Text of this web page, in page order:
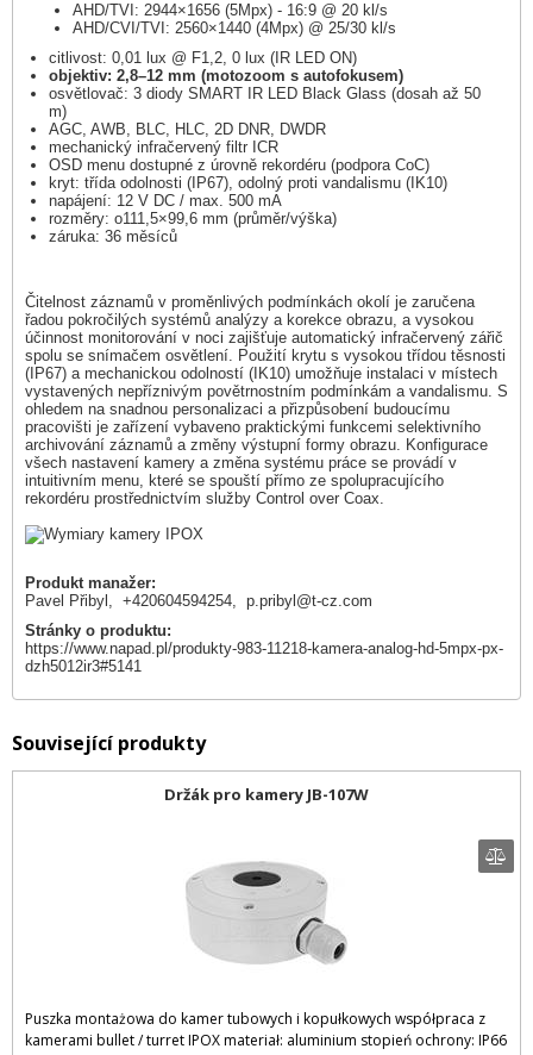
AHD/TVI: 2944×1656 (5Mpx) - 16:9 @ 20 kl/s
AHD/CVI/TVI: 2560×1440 (4Mpx) @ 25/30 kl/s
citlivost: 0,01 lux @ F1,2, 0 lux (IR LED ON)
objektiv: 2,8–12 mm (motozoom s autofokusem)
osvětlovač: 3 diody SMART IR LED Black Glass (dosah až 50
m)
AGC, AWB, BLC, HLC, 2D DNR, DWDR
mechanický infračervený filtr ICR
OSD menu dostupné z úrovně rekordéru (podpora CoC)
kryt: třída odolnosti (IP67), odolný proti vandalismu (IK10)
napájení: 12 V DC / max. 500 mA
rozměry: o111,5×99,6 mm (průměr/výška)
záruka: 36 měsíců
Čitelnost záznamů v proměnlivých podmínkách okolí je zaručena
řadou pokročilých systémů analýzy a korekce obrazu, a vysokou
účinnost monitorování v noci zajišťuje automatický infračervený zářič
spolu se snímačem osvětlení. Použití krytu s vysokou třídou těsnosti
(IP67) a mechanickou odolností (IK10) umožňuje instalaci v místech
vystavených nepříznivým povětrnostním podmínkám a vandalismu. S
ohledem na snadnou personalizaci a přizpůsobení budoucímu
pracovišti je zařízení vybaveno praktickými funkcemi selektivního
archivování záznamů a změny výstupní formy obrazu. Konfigurace
všech nastavení kamery a změna systému práce se provádí v
intuitivním menu, které se spouští přímo ze spolupracujícího
rekordéru prostřednictvím služby Control over Coax.
Produkt manažer:
Pavel Přibyl, +420604594254, p.pribyl@t-cz.com
Stránky o produktu:
https://www.napad.pl/produkty-983-11218-kamera-analog-hd-5mpx-px-
dzh5012ir3#5141
Související produkty
Držák pro kamery JB-107W
Puszka montażowa do kamer tubowych i kopułkowych współpraca z
kamerami bullet / turret IPOX materiał: aluminium stopień ochrony: IP66